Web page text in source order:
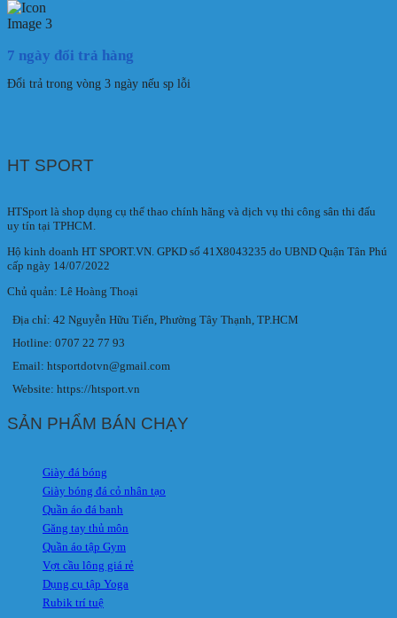
7 ngày đổi trả hàng
Đổi trả trong vòng 3 ngày nếu sp lỗi
HT SPORT
HTSport là shop dụng cụ thể thao chính hãng và dịch vụ thi công sân thi đấu
uy tín tại TPHCM.
Hộ kinh doanh HT SPORT.VN. GPKD số 41X8043235 do UBND Quận Tân Phú
cấp ngày 14/07/2022
Chủ quản: Lê Hoàng Thoại
Địa chỉ: 42 Nguyễn Hữu Tiến, Phường Tây Thạnh, TP.HCM
Hotline: 0707 22 77 93
Email: htsportdotvn@gmail.com
Website: https://htsport.vn
SẢN PHẨM BÁN CHẠY
Giày đá bóng
Giày bóng đá cỏ nhân tạo
Quần áo đá banh
Găng tay thủ môn
Quần áo tập Gym
Vợt cầu lông giá rẻ
Dụng cụ tập Yoga
Rubik trí tuệ